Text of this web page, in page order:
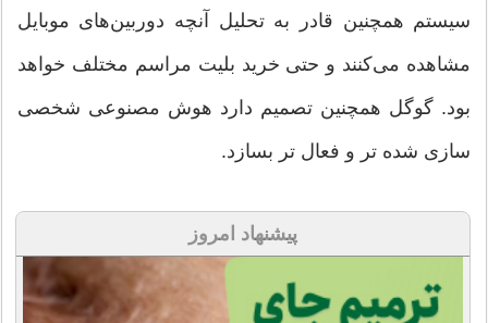
سیستم همچنین قادر به تحلیل آنچه دوربین‌های موبایل
مشاهده می‌کنند و حتی خرید بلیت مراسم مختلف خواهد
بود. گوگل همچنین تصمیم دارد هوش مصنوعی شخصی
سازی شده تر و فعال تر بسازد.
پیشنهاد امروز